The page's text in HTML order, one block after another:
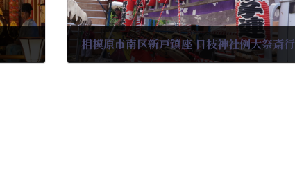
相模原市南区新戸鎮座 日枝神社例大祭斎行